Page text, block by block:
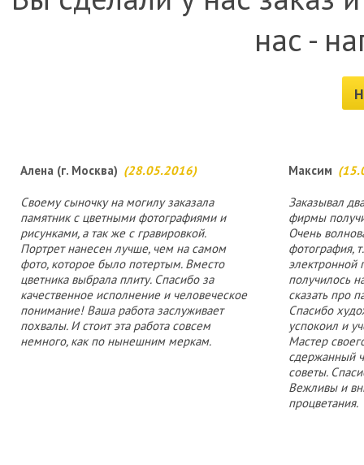
нас -
Алена (г. Москва) (28.05.2016)
Своему сыночку на могилу заказала
памятник с цветными фотографиями и
рисунками, а так же с гравировкой.
Портрет нанесен лучше, чем на самом
фото, которое было потертым. Вместо
цветника выбрала плиту. Спасибо за
качественное исполнение и человеческое
понимание! Ваша работа заслуживает
похвалы. И стоит эта работа совсем
немного, как по нынешним меркам.
Максим
Заказывал
фирмы
Очень
фотография,
электронной
получилось
сказать про
Спасибо
успокоил и
Мастер
сдержанный
советы.
Вежливы и
процветания.